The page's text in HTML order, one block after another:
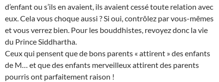
d’enfant ou s’ils en avaient, ils avaient cessé toute relation avec
eux. Cela vous choque aussi ? Si oui, contrôlez par vous-mêmes
et vous verrez bien. Pour les bouddhistes, revoyez donc la vie
du Prince Siddhartha.
Ceux qui pensent que de bons parents « attirent » des enfants
de M… et que des enfants merveilleux attirent des parents
pourris ont parfaitement raison !